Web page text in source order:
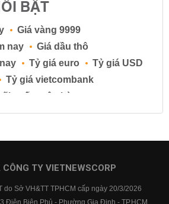
BẬT
Giá vàng 9999
nay
Giá dầu thô
Tỷ giá euro
Tỷ giá USD
Tỷ giá vietcombank
suất ngân hàng
Lãi suất tiền gửi
BIDV
Vietcombank
TY VIETNEWSCORP
do Sở VH&TT TPHCM cấp ngày 20/3/2026